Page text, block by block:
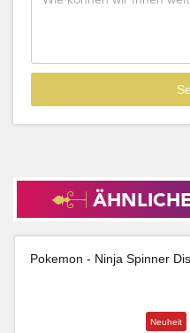
Pokemon - Ninja Spinner
Neuheit